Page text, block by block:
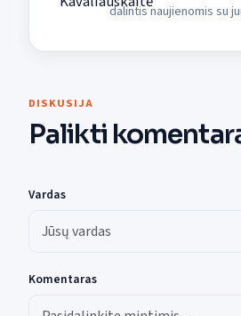
dalintis naujienomis su
DISKUSIJA
Palikti
Vardas
Komentaras